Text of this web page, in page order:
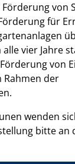
von
für
vier Jahre
von
Rahmen der
wenden
bitte an